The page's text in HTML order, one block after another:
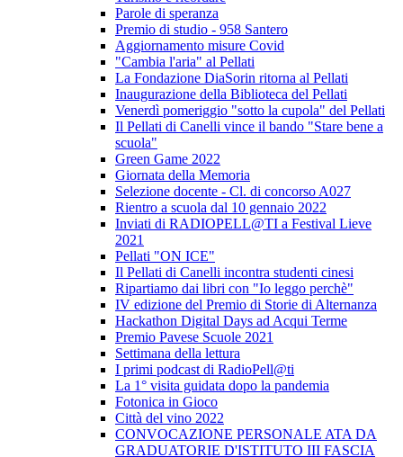
Parole di speranza
Premio di studio - 958 Santero
Aggiornamento misure Covid
"Cambia l'aria" al Pellati
La Fondazione DiaSorin ritorna al Pellati
Inaugurazione della Biblioteca del Pellati
Venerdì pomeriggio "sotto la cupola" del Pellati
Il Pellati di Canelli vince il bando "Stare bene a
scuola"
Green Game 2022
Giornata della Memoria
Selezione docente - Cl. di concorso A027
Rientro a scuola dal 10 gennaio 2022
Inviati di RADIOPELL@TI a Festival Lieve
2021
Pellati "ON ICE"
Il Pellati di Canelli incontra studenti cinesi
Ripartiamo dai libri con "Io leggo perchè"
IV edizione del Premio di Storie di Alternanza
Hackathon Digital Days ad Acqui Terme
Premio Pavese Scuole 2021
Settimana della lettura
I primi podcast di RadioPell@ti
La 1° visita guidata dopo la pandemia
Fotonica in Gioco
Città del vino 2022
CONVOCAZIONE PERSONALE ATA DA
GRADUATORIE D'ISTITUTO III FASCIA